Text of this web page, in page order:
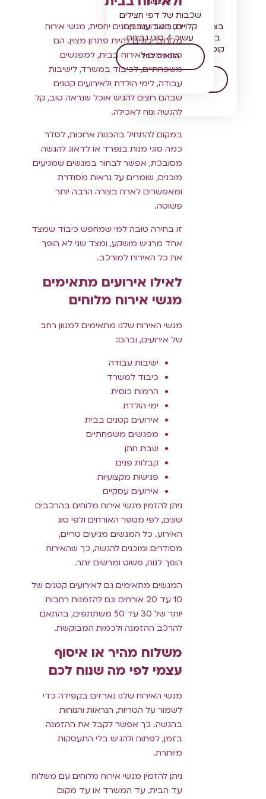
₪150
בצק פריך במילוי פרחי
ברוקולי 4 סוגי גבינות
קוטר 24 ס"מ מגיע עם
מרית לא חתוך
שכבות של דפי חצילים
קלויים, רוטב עגבניות
עשיר, 4 סוגי גבינות
הוספה לסל
גם באירועים קטנים יחסית, מגשי אירוח
מלוחים יכולים להיות פתרון מצוין. הם
מתאימים לאירוח בבית, למפגשים
משפחתיים, לכיבוד במשרד, לישיבות
עבודה, לימי הולדת ולאירועים קטנים
שבהם רוצים להגיש אוכל שנראה טוב, קל
להגשה ונוח לאכילה.
במקום להתחיל בהכנות ארוכות, לסדר
כמה סוגי מנות בנפרד או לדאוג להגשה
מסובכת, אפשר לבחור במגשים שמגיעים
מוכנים, שומרים על נראות מסודרת
ומאפשרים לארח בצורה הרבה יותר
פשוטה.
זו בחירה טובה למי שמחפש כיבוד שמצד
אחד מרגיש מושקע, ומצד שני לא הופך
את כל האירוח למורכב.
לאילו אירועים מתאימים
מגשי אירוח מלוחים
מגשי האירוח שלנו מתאימים למגוון רחב
של אירועים, ובהם:
ישיבות עבודה
כיבוד למשרד
הרמות כוסית
ימי הולדת
אירועים קטנים בבית
מפגשים משפחתיים
שבת חתן
קבלות פנים
פגישות מקצועיות
אירועים עסקיים
ניתן להזמין מגשי אירוח מלוחים בהרכבים
שונים, לפי מספר האורחים ולפי סוג
האירוע. כל המגשים מגיעים טריים,
מסודרים ומוכנים להגשה, כך שהאירוח
הופך לנוח, פשוט ומרשים יותר.
המגשים מתאימים גם לאירועים קטנים של
10 עד 20 אורחים וגם להזמנות רחבות
יותר של 30 עד 50 משתתפים, בהתאם
להרכב ההזמנה ולכמות המבוקשת.
משלוח מהיר או איסוף
עצמי לפי מה שנוח לכם
מגשי האירוח שלנו נארזים בקפידה כדי
לשמור על הטריות, הנראות והנוחות
בהגשה. כך אפשר לקבל את ההזמנה
בזמן, לפתוח ולהגיש בלי התעסקות
מיותרת.
ניתן להזמין מגשי אירוח מלוחים עם משלוח
עד הבית, עד המשרד או עד מקום